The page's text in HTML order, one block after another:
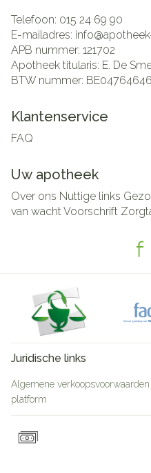
Telefoon: 015 24 69 90
E-mailadres: info@
APB nummer: 121702
Apotheek titularis: E. De
BTW nummer:
Klantenservice
FAQ
Uw apotheek
Over ons Nuttige links
van wachtVoorschrift
Juridische links
Algemene verkoopsvoorwaarden
platform